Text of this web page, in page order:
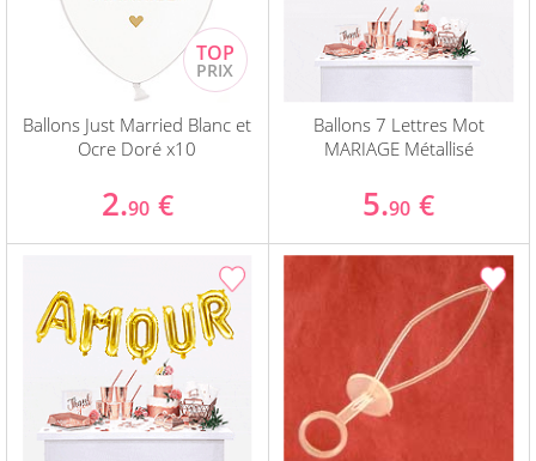
Ballons Just Married Blanc et
Ocre Doré x10
2.90 €
Ballons 7 Lettres Mot
MARIAGE Métallisé
5.90 €